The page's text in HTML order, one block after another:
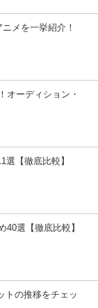
メを一挙紹介！
オーディション・
【徹底比較】
40選【徹底比較】
トの推移をチェッ